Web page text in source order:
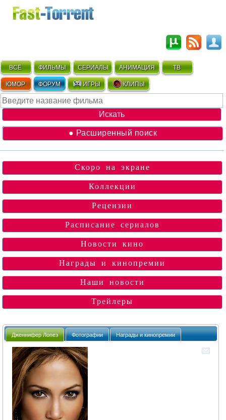
ВСЁ ФИЛЬМЫ СЕРИАЛЫ АНИМАЦИЯ ТВ
ЮМОР ФОРУМ ИГРЫ КЛИПЫ
● Расширенный поиск
Скоро на экране
Коллекции
Рецензии
Расписание сериалов
Новости кино
Награды и кинопремии
Наши новости
Трейлеры
Дженнифер Лопез Фотографии Награды и кинопремии